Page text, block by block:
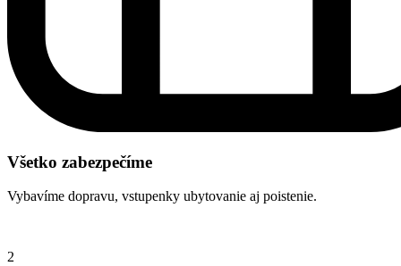
Všetko zabezpečíme
Vybavíme dopravu, vstupenky ubytovanie aj poistenie.
2